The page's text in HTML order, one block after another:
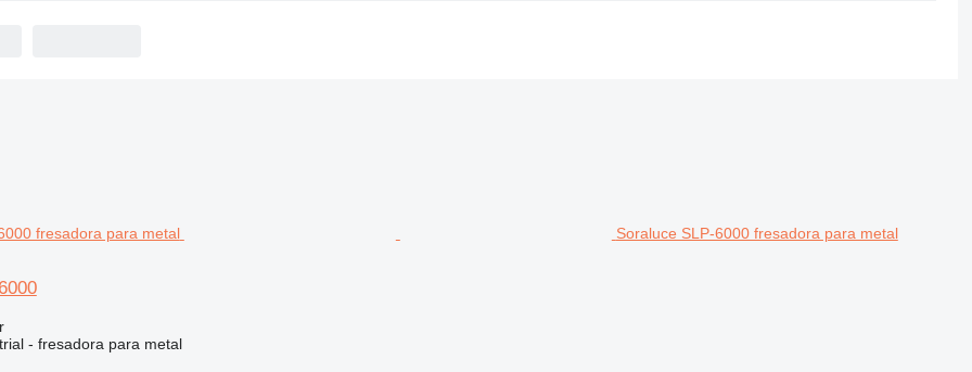
Soraluce SLP-6000 fresadora para metal
- fresadora para metal